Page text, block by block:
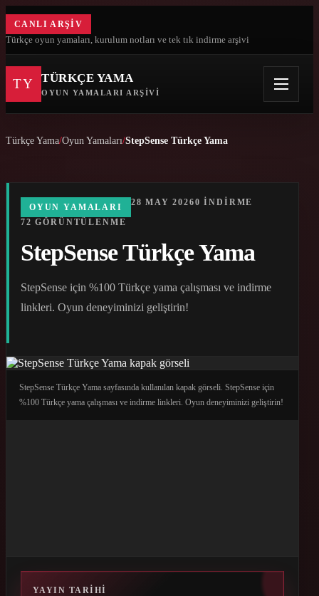
CANLI ARŞIV
Türkçe oyun yamaları, kurulum notları ve tek tık indirme arşivi
TY TÜRKÇE YAMA
OYUN YAMALARI ARŞIVI
Türkçe Yama Oyun Yamaları StepSense Türkçe Yama
OYUN YAMALARI 28 MAY 20260 INDIRME
72 GÖRÜNTÜLENME
StepSense Türkçe Yama
StepSense için %100 Türkçe yama çalışması ve indirme
linkleri. Oyun deneyiminizi geliştirin!
StepSense Türkçe Yama sayfasında kullanılan kapak görseli. StepSense için
%100 Türkçe yama çalışması ve indirme linkleri. Oyun deneyiminizi geliştirin!
YAYIN TARIHI